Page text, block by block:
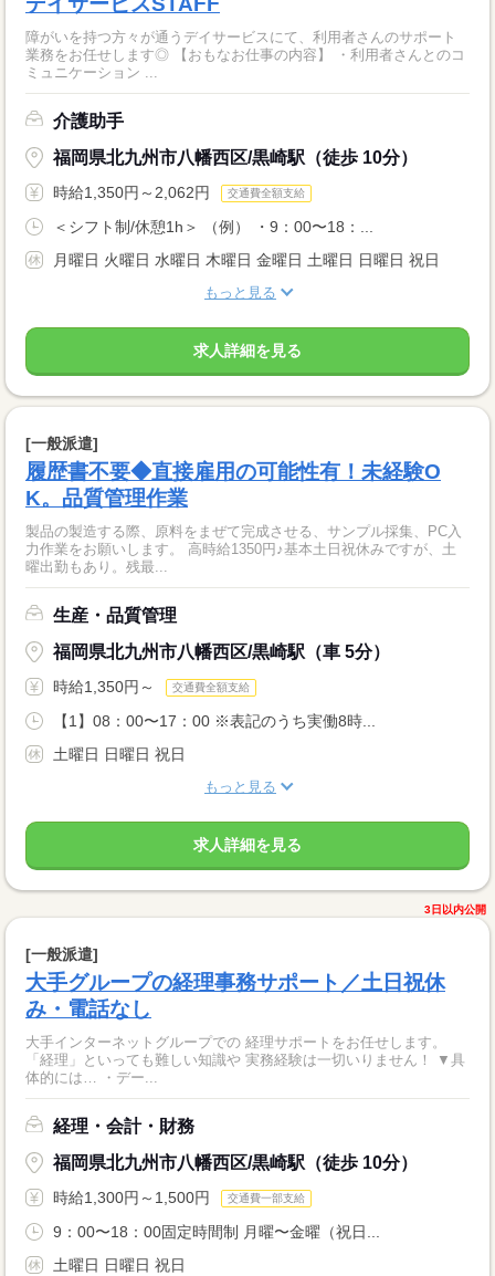
障がいを持つ方々が通うデイサービスにて、利用者さんのサポート
業務をお任せします◎ 【おもなお仕事の内容】 ・利用者さんとのコ
ミュニケーション ...
介護助手
福岡県北九州市八幡西区/黒崎駅（徒歩 10分）
時給1,350円～2,062円 交通費全額支給
＜シフト制/休憩1h＞ （例） ・9：00〜18：...
月曜日 火曜日 水曜日 木曜日 金曜日 土曜日 日曜日 祝日
もっと見る
求人詳細を見る
[一般派遣]
履歴書不要◆直接雇用の可能性有！未経験O
K。品質管理作業
製品の製造する際、原料をまぜて完成させる、サンプル採集、PC入
力作業をお願いします。 高時給1350円♪基本土日祝休みですが、土
曜出勤もあり。残最...
生産・品質管理
福岡県北九州市八幡西区/黒崎駅（車 5分）
時給1,350円～ 交通費全額支給
【1】08：00〜17：00 ※表記のうち実働8時...
土曜日 日曜日 祝日
もっと見る
求人詳細を見る
3日以内公開
[一般派遣]
大手グループの経理事務サポート／土日祝休
み・電話なし
大手インターネットグループでの 経理サポートをお任せします。
「経理」といっても難しい知識や 実務経験は一切いりません！ ▼具
体的には… ・デー...
経理・会計・財務
福岡県北九州市八幡西区/黒崎駅（徒歩 10分）
時給1,300円～1,500円 交通費一部支給
9：00〜18：00固定時間制 月曜〜金曜（祝日...
土曜日 日曜日 祝日